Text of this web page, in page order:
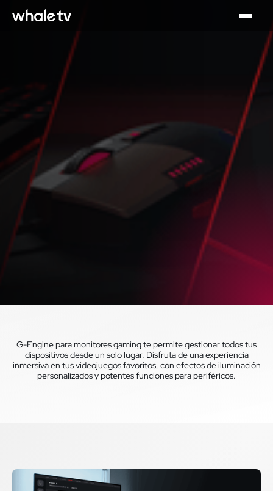
G-Engine para monitores gaming te permite gestionar todos tus
dispositivos desde un solo lugar. Disfruta de una experiencia
inmersiva en tus videojuegos favoritos, con efectos de iluminación
personalizados y potentes funciones para periféricos.